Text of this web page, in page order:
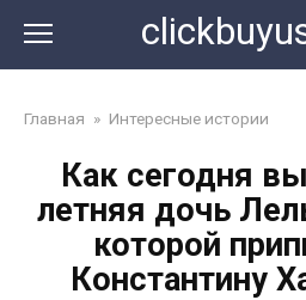
контенту
Главная » Интересные истории
Как сегодня
летняя дочь
которой
Константину